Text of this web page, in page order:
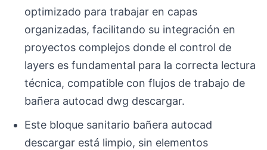
optimizado para trabajar en capas
organizadas, facilitando su integración en
proyectos complejos donde el control de
layers es fundamental para la correcta lectura
técnica, compatible con flujos de trabajo de
bañera autocad dwg descargar.
Este bloque sanitario bañera autocad
descargar está limpio, sin elementos